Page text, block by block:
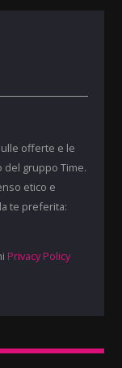
offerte e le
del gruppo Time.
etico e
te preferita:
Privacy Policy